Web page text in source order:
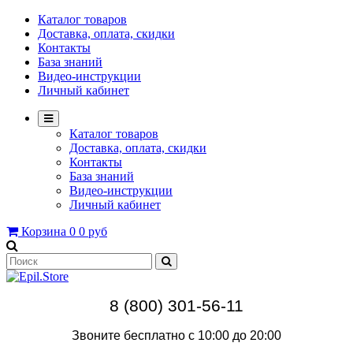
Каталог товаров
Доставка, оплата, скидки
Контакты
База знаний
Видео-инструкции
Личный кабинет
Каталог товаров
Доставка, оплата, скидки
Контакты
База знаний
Видео-инструкции
Личный кабинет
Корзина 0 0 руб
8 (800) 301-56-11
Звоните бесплатно с 10:00 до 20:00